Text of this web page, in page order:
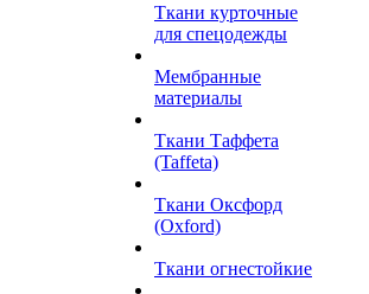
Ткани курточные
для спецодежды
Мембранные
материалы
Ткани Таффета
(Taffeta)
Ткани Оксфорд
(Oxford)
Ткани огнестойкие